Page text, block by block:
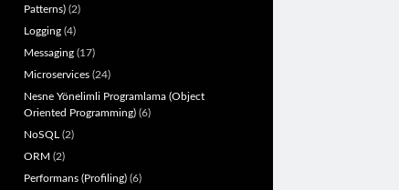
Patterns)(2)
Logging(4)
Messaging(17)
Microservices(24)
Nesne Yönelimli Programlama (Object
Oriented Programming)(6)
NoSQL (2)
ORM (2)
Performans (Profiling)(6)